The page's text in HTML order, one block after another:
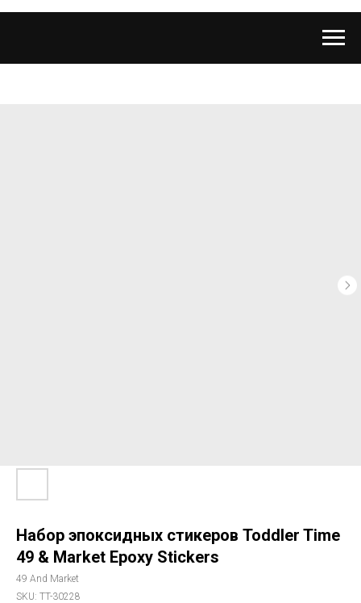
Набор эпоксидных стикеров Toddler Time
49 & Market Epoxy Stickers
49 And Market
SKU: TT-30228